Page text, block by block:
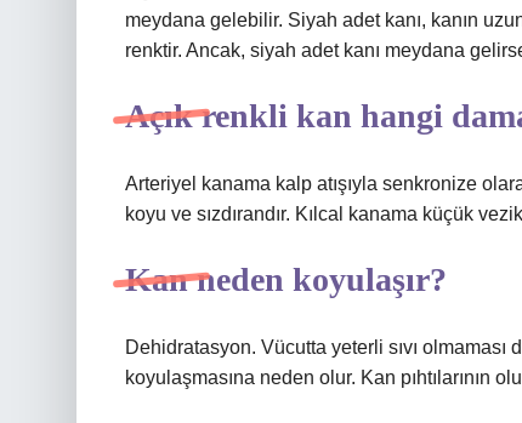
meydana gelebilir. Siyah adet kanı, kanın
renktir. Ancak, siyah adet kanı meydana
Açık renkli kan hangi
Arteriyel kanama kalp atışıyla senkronize
koyu ve sızdırandır. Kılcal kanama küçük
Kan neden koyulaşır?
Dehidratasyon. Vücutta yeterli sıvı olmaması
koyulaşmasına neden olur. Kan pıhtılarının